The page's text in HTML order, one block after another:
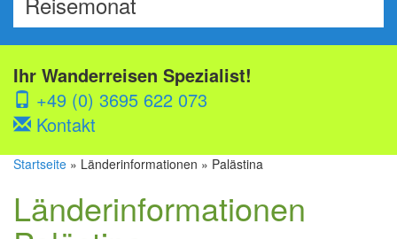
Ihr Wanderreisen Spezialist!
+49 (0) 3695 622 073
Kontakt
Startseite » Länderinformationen » Palästina
Länderinformationen